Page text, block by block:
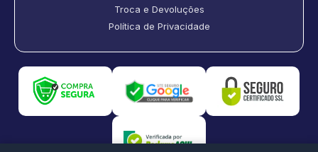
Troca e Devoluções
Política de Privacidade